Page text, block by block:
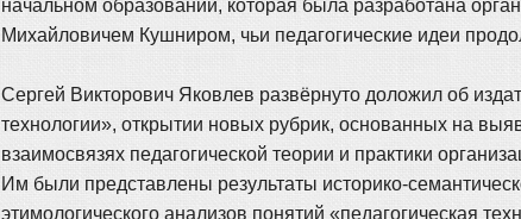
начальном образовании, которая была разработана
Михайловичем Кушниром, чьи педагогические идеи
Сергей Викторович Яковлев развёрнуто доложил об
технологии», открытии новых рубрик, основанных на
взаимосвязях педагогической теории и практики
Им были представлены результаты историко-
этимологического анализов понятий «педагогическая